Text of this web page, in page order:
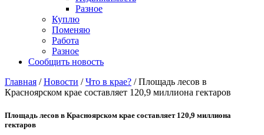
Разное
Куплю
Поменяю
Работа
Разное
Сообщить новость
Главная /Новости /Что в крае? /Площадь лесов в
Красноярском крае составляет 120,9 миллиона гектаров
Площадь лесов в Красноярском крае составляет 120,9 миллиона
гектаров